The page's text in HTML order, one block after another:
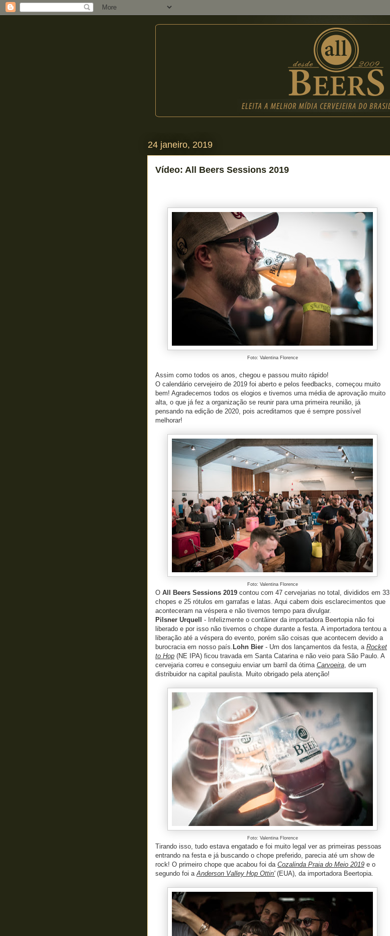
24 janeiro, 2019
Vídeo: All Beers Sessions 2019
Foto: Valentina Florence
Assim como todos os anos, chegou e passou muito rápido!
O calendário cervejeiro de 2019 foi aberto e pelos feedbacks, começou muito
bem! Agradecemos todos os elogios e tivemos uma média de aprovação muito
alta, o que já fez a organização se reunir para uma primeira reunião, já
pensando na edição de 2020, pois acreditamos que é sempre possível
melhorar!
Foto: Valentina Florence
O All Beers Sessions 2019 contou com 47 cervejarias no total, divididos em 33
chopes e 25 rótulos em garrafas e latas. Aqui cabem dois esclarecimentos que
aconteceram na véspera e não tivemos tempo para divulgar.
Pilsner Urquell
- Infelizmente o contâiner da importadora Beertopia não foi
liberado e por isso não tivemos o chope durante a festa. A importadora tentou a
liberação até a véspera do evento, porém são coisas que acontecem devido a
burocracia em nosso país. Lohn Bier - Um dos lançamentos da festa, a Rocket
to Hop (NE IPA) ficou travada em Santa Catarina e não veio para São Paulo. A
cervejaria correu e conseguiu enviar um barril da ótima Carvoeira, de um
distribuidor na capital paulista. Muito obrigado pela atenção!
Foto: Valentina Florence
Tirando isso, tudo estava engatado e foi muito legal ver as primeiras pessoas
entrando na festa e já buscando o chope preferido, parecia até um show de
rock! O primeiro chope que acabou foi da Cozalinda Praia do Meio 2019 e o
segundo foi aAnderson Valley Hop Ottin'(EUA), da importadora Beertopia.